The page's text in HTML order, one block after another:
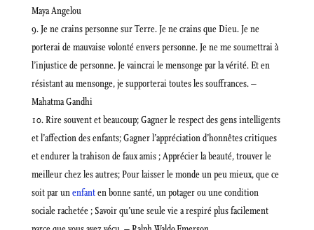
Maya Angelou
Je ne crains personne sur Terre. Je ne crains que Dieu. Je ne
porterai de mauvaise volonté envers personne. Je ne me soumettrai à
l’injustice de personne. Je vaincrai le mensonge par la vérité. Et en
résistant au mensonge, je supporterai toutes les souffrances. –
Mahatma Gandhi
Rire souvent et beaucoup; Gagner le respect des gens intelligents
et l’affection des enfants; Gagner l’appréciation d’honnêtes critiques
et endurer la trahison de faux amis ; Apprécier la beauté, trouver le
meilleur chez les autres; Pour laisser le monde un peu mieux, que ce
soit par unenfanten bonne santé, un potager ou une condition
sociale rachetée ; Savoir qu’une seule vie a respiré plus facilement